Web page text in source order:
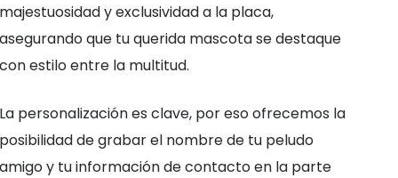
y exclusividad a la placa,
que tu querida mascota se destaque
estilo entre la multitud.
personalización es clave, por eso ofrecemos la
de grabar el nombre de tu peludo
y tu información de contacto en la parte